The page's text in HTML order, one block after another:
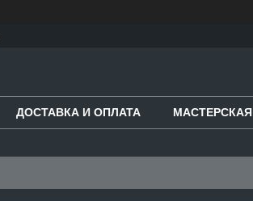
ДОСТАВКА И ОПЛАТА МАСТЕРСКАЯ